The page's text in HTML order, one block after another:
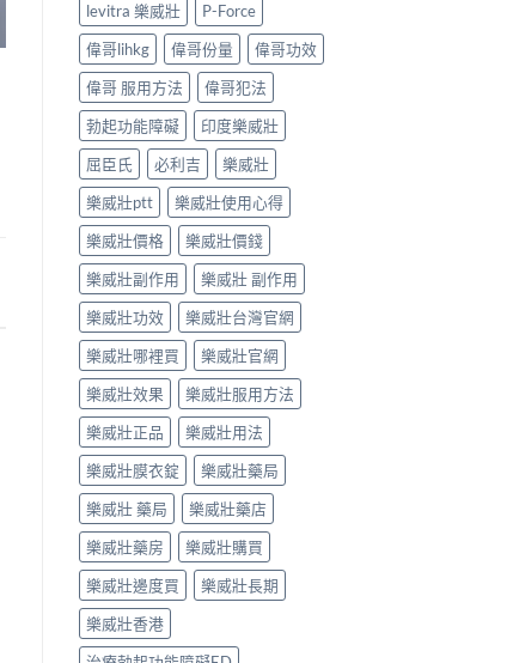
levitra 樂威壯
P-Force
偉哥lihkg
偉哥份量
偉哥功效
偉哥 服用方法
偉哥犯法
勃起功能障礙
印度樂威壯
屈臣氏
必利吉
樂威壯
樂威壯ptt
樂威壯使用心得
樂威壯價格
樂威壯價錢
樂威壯副作用
樂威壯 副作用
樂威壯功效
樂威壯台灣官網
樂威壯哪裡買
樂威壯官網
樂威壯效果
樂威壯服用方法
樂威壯正品
樂威壯用法
樂威壯膜衣錠
樂威壯藥局
樂威壯 藥局
樂威壯藥店
樂威壯藥房
樂威壯購買
樂威壯邊度買
樂威壯長期
樂威壯香港